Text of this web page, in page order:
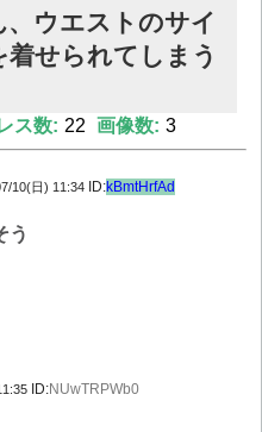
、ウエストのサイ
せられてしまう
ス数: 22 画像数: 3
10(日) 11:34 ID:kBmtHrfAd
う
ID:NUwTRPWb0